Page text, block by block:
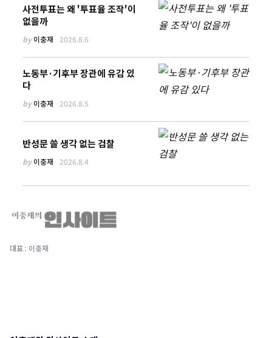
사전투표는 왜 '투표율 조작'이
없을까
by이충재 2026.8.6
노동부·기후부 장관에 유감 있
다
by이충재 2026.8.5
반성문 쓸 생각 없는 검찰
by이충재 2026.8.4
대표 : 이충재